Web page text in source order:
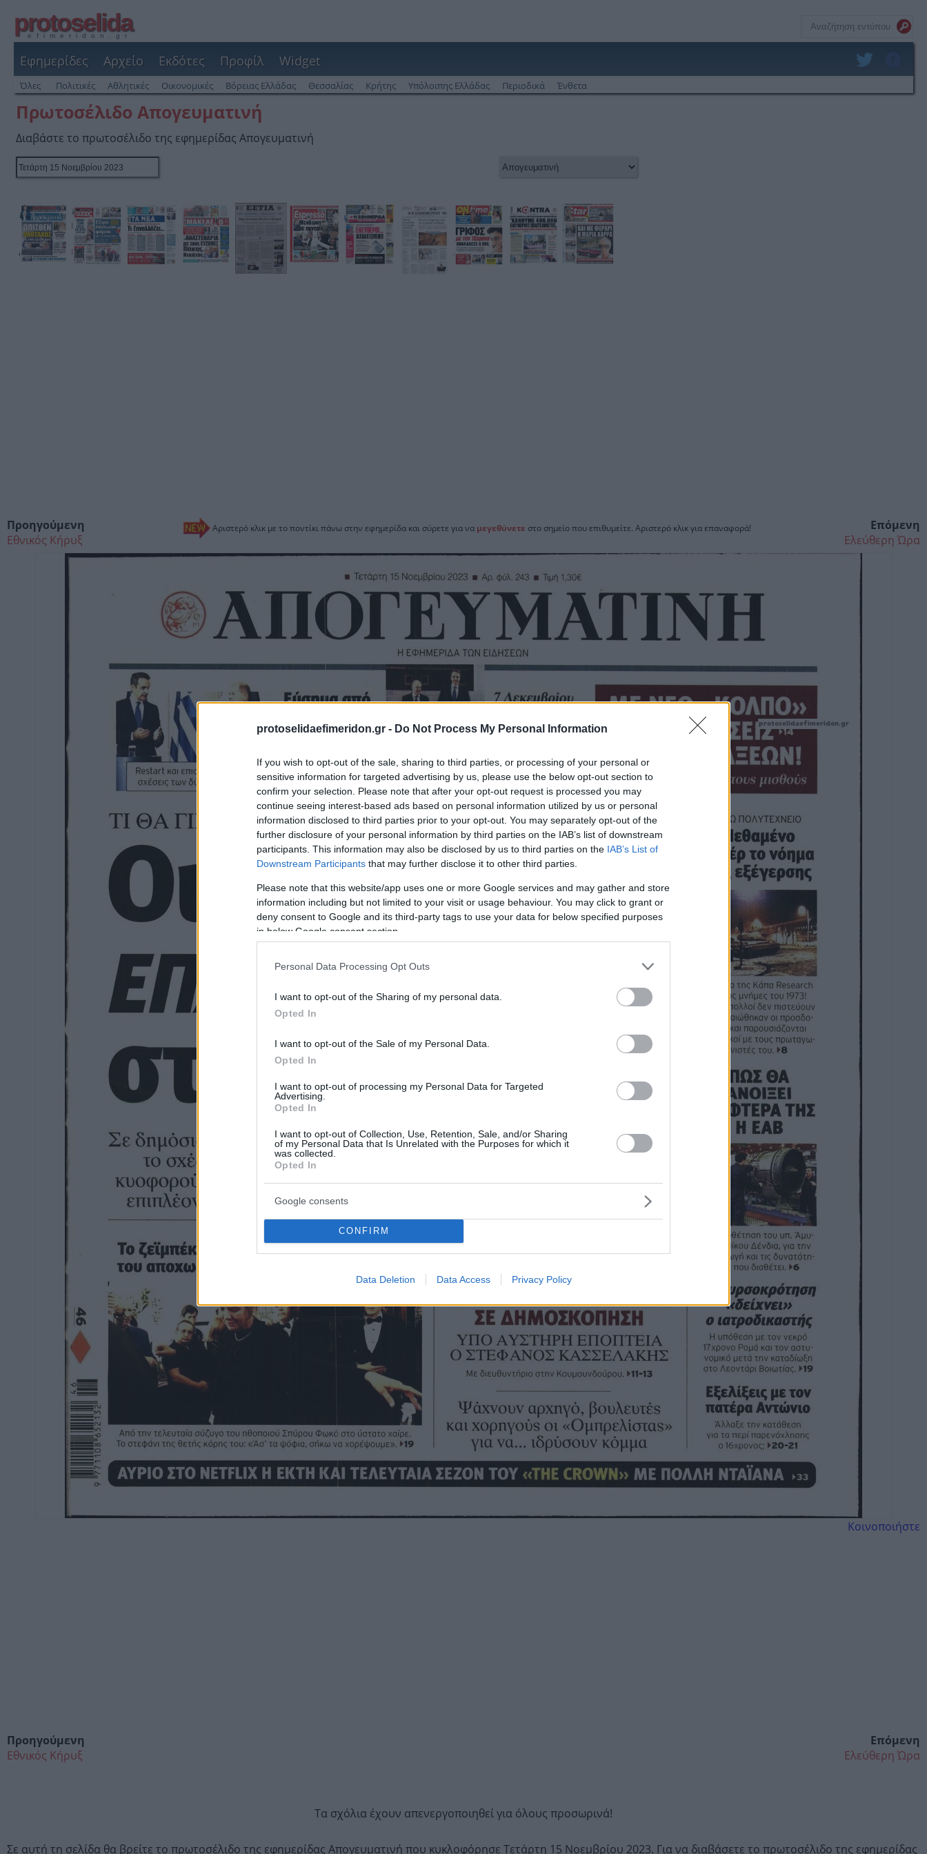
protoselidaefimeridon.gr - Do Not Process My Personal Information
If you wish to opt-out of the sale, sharing to third parties, or processing of your personal or
sensitive information for targeted advertising by us, please use the below opt-out section to
confirm your selection. Please note that after your opt-out request is processed you may
continue seeing interest-based ads based on personal information utilized by us or personal
information disclosed to third parties prior to your opt-out. You may separately opt-out of the
further disclosure of your personal information by third parties on the IAB’s list of downstream
participants. This information may also be disclosed by us to third parties on the IAB’s List of
Downstream Participants that may further disclose it to other third parties.
Please note that this website/app uses one or more Google services and may gather and store
information including but not limited to your visit or usage behaviour. You may click to grant or
deny consent to Google and its third-party tags to use your data for below specified purposes
in below Google consent section.
Personal Data Processing Opt Outs
I want to opt-out of the Sharing of my personal data.
Opted In
I want to opt-out of the Sale of my Personal Data.
Opted In
I want to opt-out of processing my Personal Data for Targeted
Advertising.
Opted In
I want to opt-out of Collection, Use, Retention, Sale, and/or Sharing
of my Personal Data that Is Unrelated with the Purposes for which it
was collected.
Opted In
Google consents
CONFIRM
Data Deletion Data Access Privacy Policy
protoselida
efimeridon.gr
Εφημερίδες Αρχείο Εκδότες Προφίλ Widget
Όλες Πολιτικές Αθλητικές Οικονομικές Βόρειας Ελλάδας Θεσσαλίας Κρήτης Υπόλοιπης Ελλάδας Περιοδικά Ένθετα
Πρωτοσέλιδο Απογευματινή
Διαβάστε το πρωτοσέλιδο της εφημερίδας Απογευματινή
Αριστερό κλικ με το ποντίκι πάνω στην εφημερίδα και σύρετε για να μεγεθύνετε στο σημείο που επιθυμείτε. Αριστερό κλικ για επαναφορά!
Προηγούμενη
Εθνικός Κήρυξ
Επόμενη
Ελεύθερη Ώρα
Κοινοποιήστε
Προηγούμενη
Εθνικός Κήρυξ
Επόμενη
Ελεύθερη Ώρα
Τα σχόλια έχουν απενεργοποιηθεί για όλους προσωρινά!
Σε αυτή τη σελίδα θα βρείτε το πρωτοσέλιδο της εφημερίδας Απογευματινή που κυκλοφόρησε Τετάρτη 15 Νοεμβρίου 2023. Για να διαβάσετε το πρωτοσέλιδο της εφημερίδας